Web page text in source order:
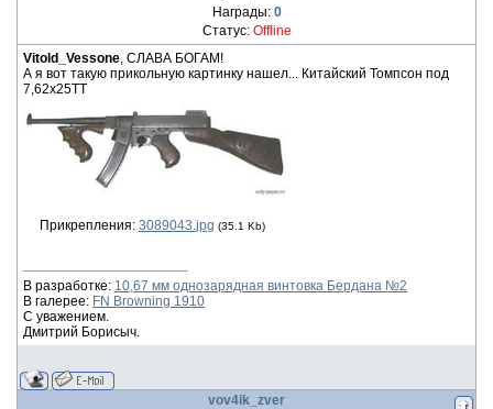
Награды: 0
Статус: Offline
Vitold_Vessone, СЛАВА БОГАМ!
А я вот такую прикольную картинку нашел... Китайский Томпсон под
7,62х25ТТ
Прикрепления: 3089043.jpg (35.1 Kb)
В разработке: 10,67 мм однозарядная винтовка Бердана №2
В галерее: FN Browning 1910
С уважением.
Дмитрий Борисыч.
vov4ik_zver